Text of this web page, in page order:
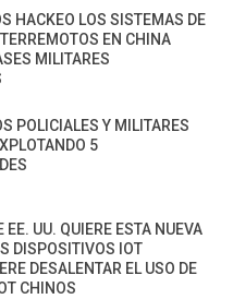
HACKEO LOS SISTEMAS DE
EN CHINA
MILITARES
POLICIALES Y MILITARES
5
EE. UU. QUIERE ESTA NUEVA
DISPOSITIVOS IOT
DESALENTAR EL USO DE
CHINOS